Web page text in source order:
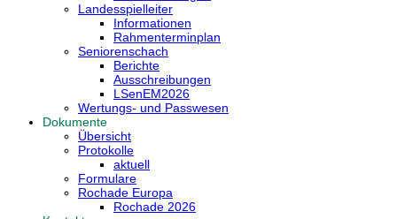
Landesspielleiter
Informationen
Rahmenterminplan
Seniorenschach
Berichte
Ausschreibungen
LSenEM2026
Wertungs- und Passwesen
Dokumente
Übersicht
Protokolle
aktuell
Formulare
Rochade Europa
Rochade 2026